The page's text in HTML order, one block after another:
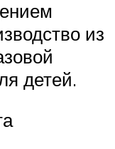
из
детей.